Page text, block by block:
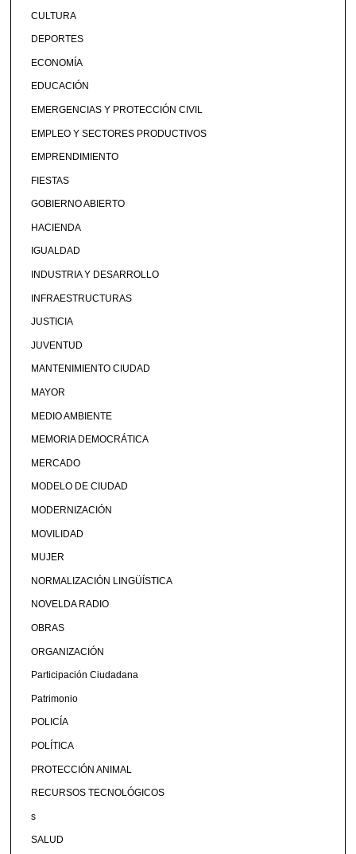
CULTURA
DEPORTES
ECONOMÍA
EDUCACIÓN
EMERGENCIAS Y PROTECCIÓN CIVIL
EMPLEO Y SECTORES PRODUCTIVOS
EMPRENDIMIENTO
FIESTAS
GOBIERNO ABIERTO
HACIENDA
IGUALDAD
INDUSTRIA Y DESARROLLO
INFRAESTRUCTURAS
JUSTICIA
JUVENTUD
MANTENIMIENTO CIUDAD
MAYOR
MEDIO AMBIENTE
MEMORIA DEMOCRÁTICA
MERCADO
MODELO DE CIUDAD
MODERNIZACIÓN
MOVILIDAD
MUJER
NORMALIZACIÓN LINGÜÍSTICA
NOVELDA RADIO
OBRAS
ORGANIZACIÓN
Participación Ciudadana
Patrimonio
POLICÍA
POLÍTICA
PROTECCIÓN ANIMAL
RECURSOS TECNOLÓGICOS
s
SALUD